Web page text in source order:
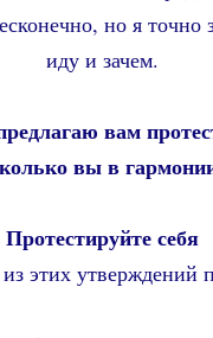
но я точно
иду и зачем.
вам
вы в
Протестируйте себя
этих утверждений